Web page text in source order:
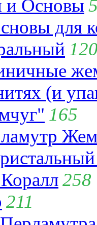
и Основы
для
(и
165
258
211